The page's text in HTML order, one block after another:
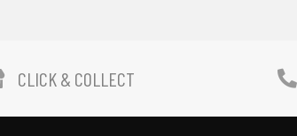
CLICK & COLLECT